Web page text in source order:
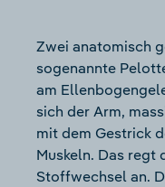
Zwei anatomisch
sogenannte
am
sich der Arm,
mit dem Gestrick
Muskeln. Das regt
Stoffwechsel an.